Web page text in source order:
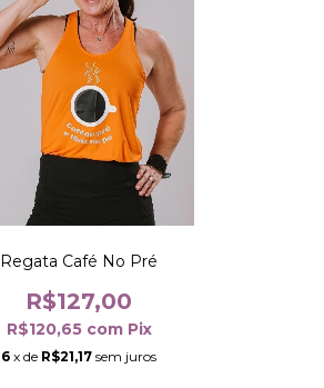
Regata Café No Pré
R$127,00
R$120,65 com Pix
6 x de R$21,17 sem juros